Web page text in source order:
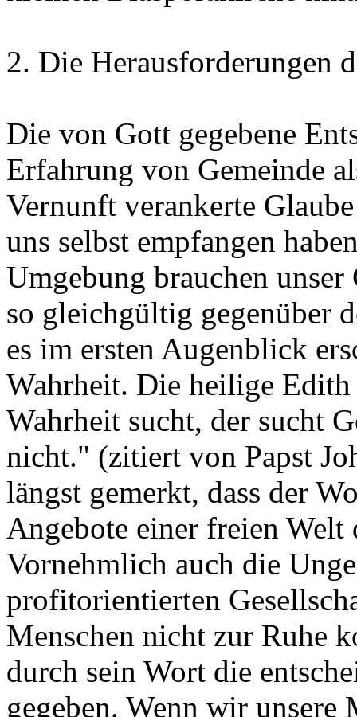
2. Die Herausforderungen
Die von Gott gegebene
Erfahrung von Gemeinde
Vernunft verankerte
uns selbst empfangen
Umgebung brauchen
so gleichgültig gegenüber
es im ersten Augenblick
Wahrheit. Die heilige
Wahrheit sucht, der sucht
nicht." (zitiert von Papst
längst gemerkt, dass der
Angebote einer freien Welt
Vornehmlich auch die
profitorientierten
Menschen nicht zur Ruhe
durch sein Wort die
gegeben. Wenn wir